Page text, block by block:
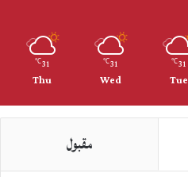
31
℃
Tue
31
℃
Wed
31
℃
Thu
مقبول